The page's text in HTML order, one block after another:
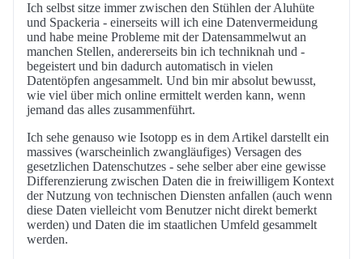
Ich selbst sitze immer zwischen den Stühlen der Aluhüte
und Spackeria - einerseits will ich eine Datenvermeidung
und habe meine Probleme mit der Datensammelwut an
manchen Stellen, andererseits bin ich techniknah und -
begeistert und bin dadurch automatisch in vielen
Datentöpfen angesammelt. Und bin mir absolut bewusst,
wie viel über mich online ermittelt werden kann, wenn
jemand das alles zusammenführt.
Ich sehe genauso wie Isotopp es in dem Artikel darstellt ein
massives (warscheinlich zwangläufiges) Versagen des
gesetzlichen Datenschutzes - sehe selber aber eine gewisse
Differenzierung zwischen Daten die in freiwilligem Kontext
der Nutzung von technischen Diensten anfallen (auch wenn
diese Daten vielleicht vom Benutzer nicht direkt bemerkt
werden) und Daten die im staatlichen Umfeld gesammelt
werden.